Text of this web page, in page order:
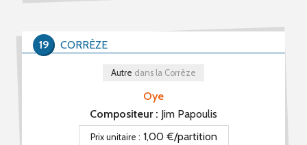
Oye
Autre dans la Corrèze
CORRÈZE
19
Compositeur : Jim Papoulis
Prix unitaire : 1,00 €/partition